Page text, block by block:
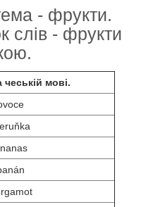
- фрукти.
слів - фрукти
мові.